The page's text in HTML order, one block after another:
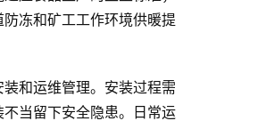
冻和矿工工作环境供暖提
和运维管理。安装过程需
当留下安全隐患。日常运